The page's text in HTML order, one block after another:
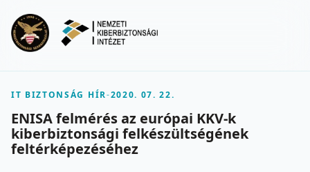
IT BIZTONSÁG HÍR-2020. 07. 22.
ENISA felmérés az európai KKV-k
kiberbiztonsági felkészültségének
feltérképezéséhez